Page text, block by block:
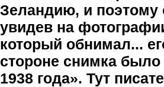
Зеландию, и поэтому
увидев на
который обнимал...
стороне снимка было
1938 года». Тут